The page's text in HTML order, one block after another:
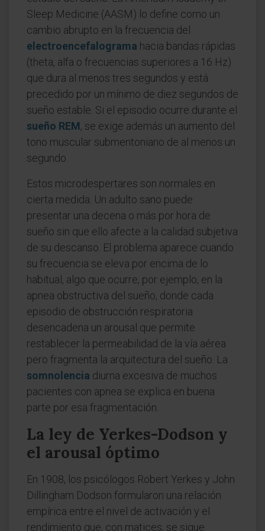
Sleep Medicine (AASM) lo define como un
cambio abrupto en la frecuencia del
electroencefalograma hacia bandas rápidas
(theta, alfa o frecuencias superiores a 16 Hz)
que dura al menos tres segundos y está
precedido por un mínimo de diez segundos de
sueño estable. Si el episodio ocurre durante el
sueño REM, se exige además un aumento del
tono muscular submentoniano de al menos un
segundo.
Estos microdespertares son normales en
cierta medida. Un adulto sano puede
presentar una decena o más por hora de
sueño sin que ello afecte a la calidad subjetiva
de su descanso. El problema aparece cuando
su frecuencia se eleva por encima de lo
habitual, algo que ocurre, por ejemplo, en la
apnea obstructiva del sueño, donde cada
episodio de obstrucción respiratoria
desencadena un arousal que permite
restablecer la permeabilidad de la vía aérea
pero fragmenta la arquitectura del sueño. La
somnolencia diurna excesiva de muchos
pacientes con apnea se explica en buena
parte por esa fragmentación.
La ley de Yerkes-Dodson y
el arousal óptimo
En 1908, los psicólogos Robert Yerkes y John
Dillingham Dodson formularon una relación
empírica entre el nivel de activación y el
rendimiento que, con matices, se sigue